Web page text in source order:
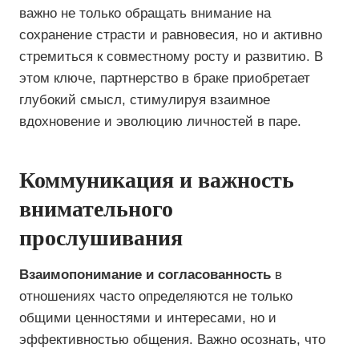
важно не только обращать внимание на
сохранение страсти и равновесия, но и активно
стремиться к совместному росту и развитию. В
этом ключе, партнерство в браке приобретает
глубокий смысл, стимулируя взаимное
вдохновение и эволюцию личностей в паре.
Коммуникация и важность
внимательного
прослушивания
Взаимопонимание и согласованность в
отношениях часто определяются не только
общими ценностями и интересами, но и
эффективностью общения. Важно осознать, что